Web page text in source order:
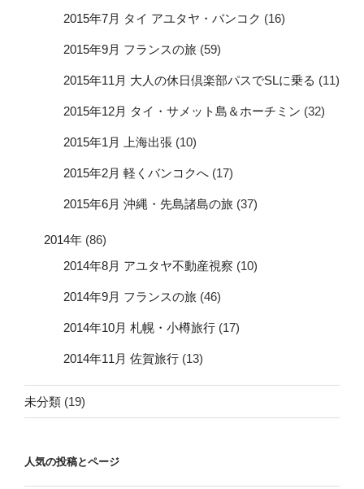
2015年7月 タイ アユタヤ・バンコク (16)
2015年9月 フランスの旅 (59)
2015年11月 大人の休日倶楽部パスでSLに乗る (11)
2015年12月 タイ・サメット島＆ホーチミン (32)
2015年1月 上海出張 (10)
2015年2月 軽くバンコクへ (17)
2015年6月 沖縄・先島諸島の旅 (37)
2014年 (86)
2014年8月 アユタヤ不動産視察 (10)
2014年9月 フランスの旅 (46)
2014年10月 札幌・小樽旅行 (17)
2014年11月 佐賀旅行 (13)
未分類 (19)
人気の投稿とページ